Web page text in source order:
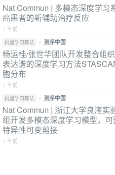
Nat Commun | 多模态深度学习
癌患者的新辅助治疗反应
1 年前
机器学习算法 • 测序中国
杨运桂/张世华团队开发整合组
表达谱的深度学习方法
胞分布
1 年前
机器学习算法 • 测序中国
Nat Commun | 浙江大学良渚实
组开发多模态深度学习模型，
特异性可变剪接
1 年前